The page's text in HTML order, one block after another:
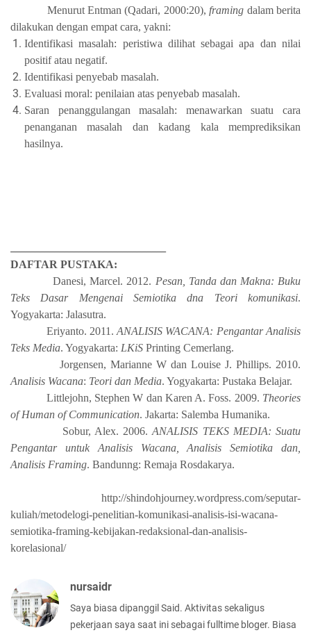
Menurut Entman (Qadari, 2000:20), framing dalam berita
dilakukan dengan empat cara, yakni:
Identifikasi masalah: peristiwa dilihat sebagai apa dan nilai
positif atau negatif.
Identifikasi penyebab masalah.
Evaluasi moral: penilaian atas penyebab masalah.
Saran penanggulangan masalah: menawarkan suatu cara
penanganan masalah dan kadang kala memprediksikan
hasilnya.
DAFTAR PUSTAKA:
Danesi, Marcel. 2012. Pesan, Tanda dan Makna: Buku
Teks Dasar Mengenai Semiotika dna Teori komunikasi.
Yogyakarta: Jalasutra.
Eriyanto. 2011.ANALISIS WACANA: Pengantar Analisis
Teks Media. Yogyakarta: LKiS Printing Cemerlang.
Jorgensen, Marianne W dan Louise J. Phillips. 2010.
Analisis Wacana: Teori dan Media. Yogyakarta: Pustaka Belajar.
Littlejohn, Stephen W dan Karen A. Foss. 2009. Theories
of Human of Communication. Jakarta: Salemba Humanika.
Sobur, Alex. 2006.ANALISIS TEKS MEDIA: Suatu
Pengantar untuk Analisis Wacana, Analisis Semiotika dan,
Analisis Framing. Bandunng: Remaja Rosdakarya.
http://shindohjourney.wordpress.com/seputar-
kuliah/metodelogi-penelitian-komunikasi-analisis-isi-wacana-
semiotika-framing-kebijakan-redaksional-dan-analisis-
korelasional/
nursaidr
Saya biasa dipanggil Said. Aktivitas sekaligus
pekerjaan saya saat ini sebagai fulltime bloger. Biasa